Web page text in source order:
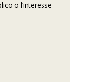
o l’interesse